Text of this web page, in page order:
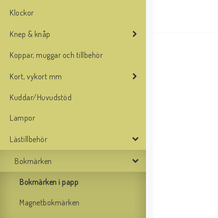
Klockor
Knep & knåp
Koppar, muggar och tillbehör
Kort, vykort mm
Kuddar/Huvudstöd
Lampor
Lästillbehör
Bokmärken
Bokmärken i papp
Magnetbokmärken